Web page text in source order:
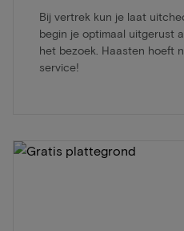
Bij vertrek kun je laat
begin je optimaal uitgerust
het bezoek. Haasten hoeft
service!